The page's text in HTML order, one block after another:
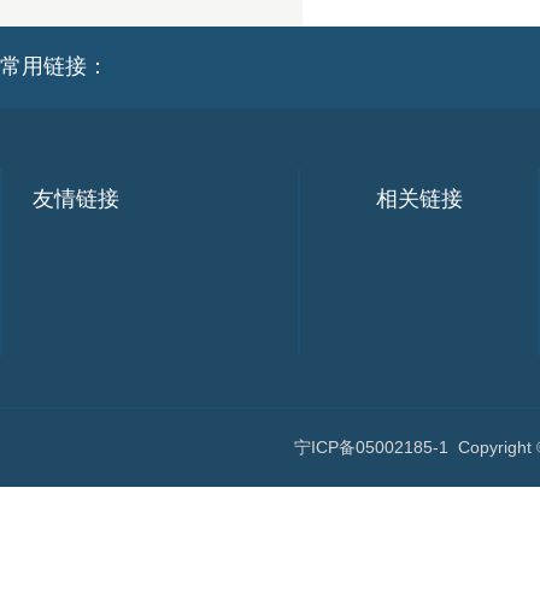
常用链接：
友情链接 相关链接
宁ICP备05002185-1 Copyright